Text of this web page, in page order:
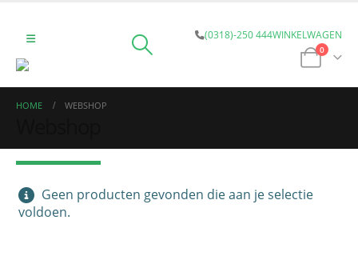
(0318)-250 444WINKELWAGEN
0
HOME WEBSHOP
Geen producten gevonden die aan je selectie
voldoen.